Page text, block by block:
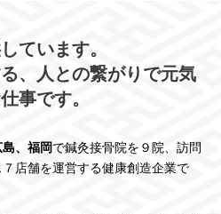
ています。
、人との繋がりで元気
事です。
、福岡で鍼灸接骨院を９院、訪問
店舗を運営する健康創造企業で